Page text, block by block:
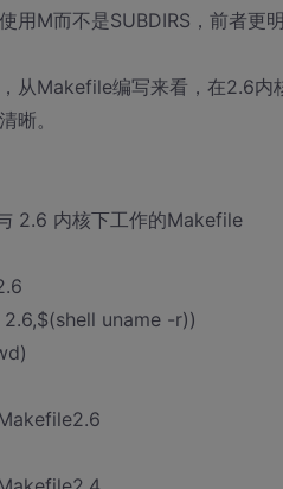
用M而不是SUBDIRS，前者更明
从Makefile编写来看，在2.6
晰。
2.6 内核下工作的Makefile
uname -r))